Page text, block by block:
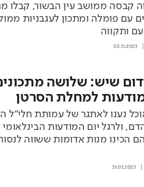
קבסה ממושב עין הבשור, קבלו
עם פומלה ומתכון לעגבניות
ותקווה
02.11.2023
שיש: שלושה
למחלת הסרטן
נענו לאתגר של עמותת חלי"ל
ולרגל יום המודעות
הכינו מנות אדומות ששווה
31.01.2023